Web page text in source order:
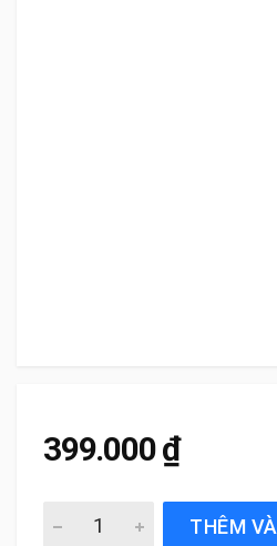
399.000₫
Gạt Mưa Xe BMW 520i
THÊM